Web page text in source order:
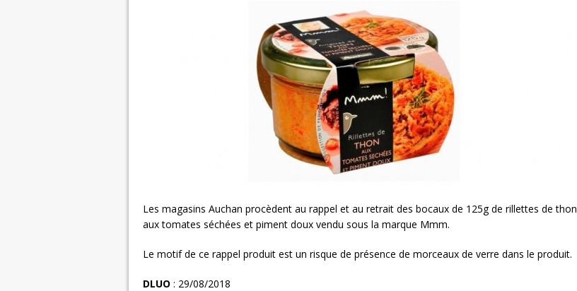
Les magasins Auchan procèdent au rappel et au retrait des bocaux de 125g de rillettes de thon
aux tomates séchées et piment doux vendu sous la marque Mmm.
Le motif de ce rappel produit est un risque de présence de morceaux de verre dans le produit.
DLUO : 29/08/2018